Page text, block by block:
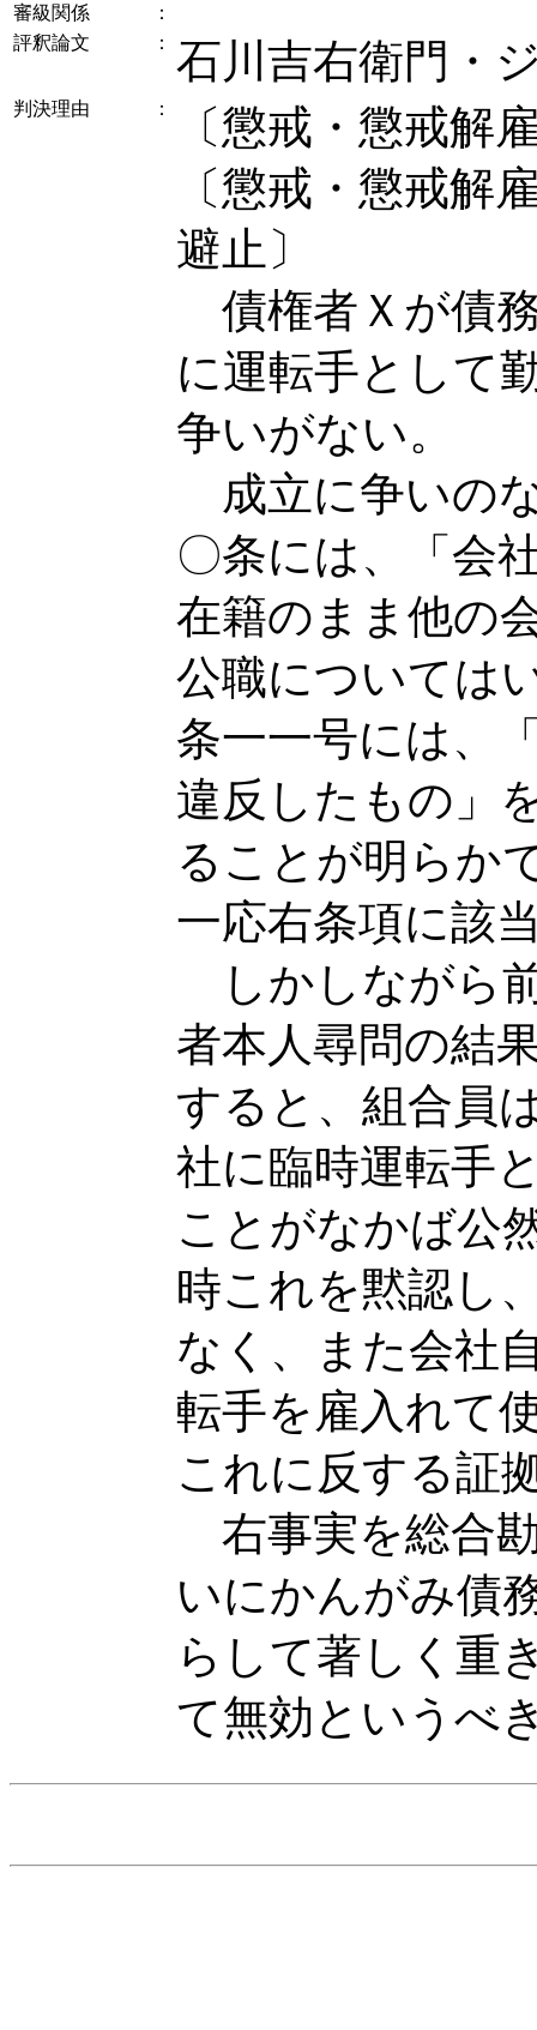
審級関係
：
評釈論文
： 石川吉右衛門・
判決理由 ：
〔懲戒・懲戒解
〔懲戒・懲戒解
避止〕
債権者Ｘが債
に運転手として
争いがない。
成立に争いの
〇条には、「会
在籍のまま他の
公職については
条一一号には、
違反したもの」
ることが明らか
一応右条項に該
しかしながら
者本人尋問の結
すると、組合員
社に臨時運転手
ことがなかば公
時これを黙認し
なく、また会社
転手を雇入れて
これに反する証
右事実を総合
いにかんがみ債
らして著しく重
て無効というべ